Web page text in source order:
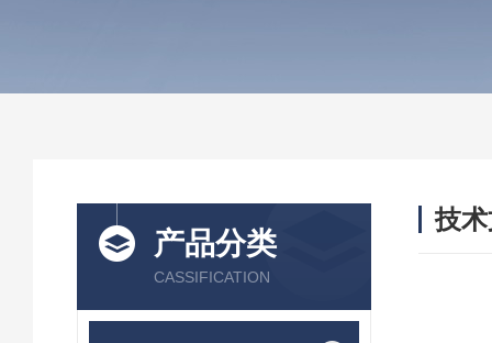
产品分类
CASSIFICATION
技